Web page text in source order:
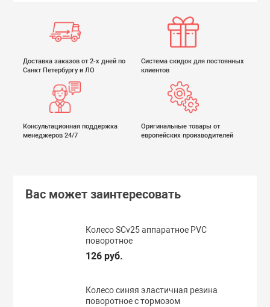
Доставка заказов от 2-х дней по
Санкт Петербургу и ЛО
Система скидок для постоянных
клиентов
Консультационная поддержка
менеджеров 24/7
Оригинальные товары от
европейских производителей
Вас может заинтересовать
Колесо SCv25 аппаратное PVC
поворотное
126 руб.
Колесо синяя эластичная резина
поворотное с тормозом